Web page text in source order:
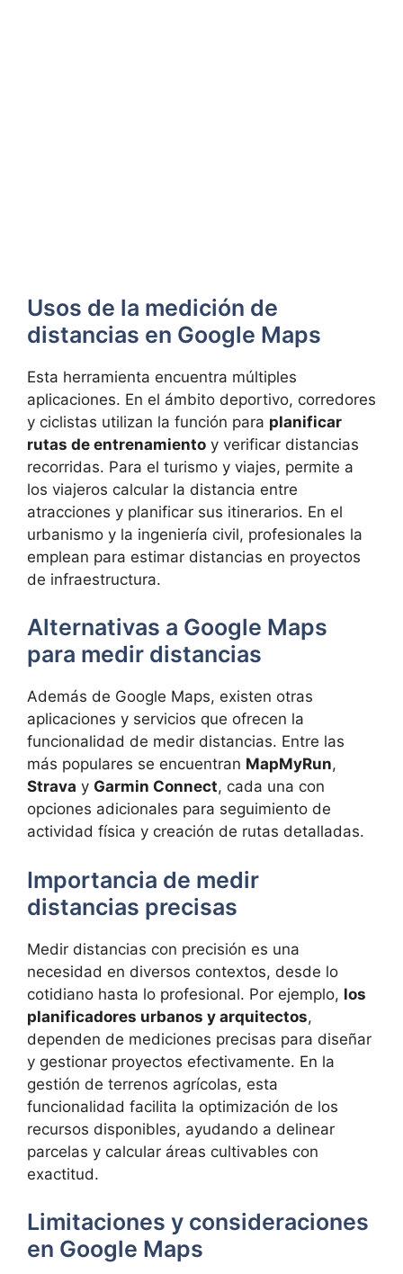
Usos de la medición de
distancias en Google Maps
Esta herramienta encuentra múltiples
aplicaciones. En el ámbito deportivo, corredores
y ciclistas utilizan la función para planificar
rutas de entrenamiento y verificar distancias
recorridas. Para el turismo y viajes, permite a
los viajeros calcular la distancia entre
atracciones y planificar sus itinerarios. En el
urbanismo y la ingeniería civil, profesionales la
emplean para estimar distancias en proyectos
de infraestructura.
Alternativas a Google Maps
para medir distancias
Además de Google Maps, existen otras
aplicaciones y servicios que ofrecen la
funcionalidad de medir distancias. Entre las
más populares se encuentran MapMyRun,
Strava y Garmin Connect, cada una con
opciones adicionales para seguimiento de
actividad física y creación de rutas detalladas.
Importancia de medir
distancias precisas
Medir distancias con precisión es una
necesidad en diversos contextos, desde lo
cotidiano hasta lo profesional. Por ejemplo, los
planificadores urbanos y arquitectos,
dependen de mediciones precisas para diseñar
y gestionar proyectos efectivamente. En la
gestión de terrenos agrícolas, esta
funcionalidad facilita la optimización de los
recursos disponibles, ayudando a delinear
parcelas y calcular áreas cultivables con
exactitud.
Limitaciones y consideraciones
en Google Maps